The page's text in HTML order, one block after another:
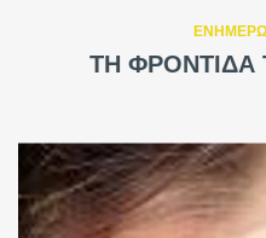
ΤΗ ΦΡΟΝΤΙΔΑ